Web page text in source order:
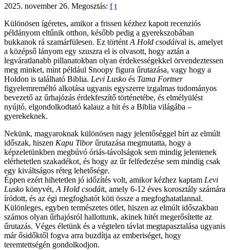
2025. november 26. Megosztás: f t
Különösen ígéretes, amikor a frissen kézhez kapott recenziós
példányom eltűnik otthon, később pedig a gyerekszobában
bukkanok rá szamárfülesen. Ez történtA Hold csodáival is, amelyet
a középső lányom egy szuszra el is olvasott, hogy aztán a
legváratlanabb pillanatokban olyan érdekességekkel örvendeztessen
meg minket, mint például Snoopy figura űrutazása, vagy hogy a
Holdon is található Biblia. Levi Lusko és Tama Fortner
figyelemreméltó alkotása ugyanis egyszerre izgalmas tudományos
bevezető az űrhajózás érdekfeszítő történetébe, és elmélyülést
nyújtó, elgondolkodtató kalauz a hit és a Biblia világába –
gyerekeknek.
Nekünk, magyaroknak különösen nagy jelentőséggel bírt az elmúlt
időszak, hiszen Kapu Tiborűrutazása megmutatta, hogy a
képzeletünkben megbúvó óriás-távolságok sem mindig jelentenek
elérhetetlen szakadékot, és hogy az űr felfedezése sem mindig csak
egy kiváltságos réteg lehetősége.
Éppen ezért hihetetlen jó időzítés volt, amikor kézhez kaptam Levi
Lusko könyvét,A Hold csodáit, amely 6-12 éves korosztály számára
íródott, és az égi megfoghatót köti össze a megfoghatatlannal.
Különleges, egyben természetes ötlet, hiszen az elmúlt időszakban
számos olyan űrhajósról hallottunk, akinek hitét megerősítette az
űrutazás. Véges életünk és a végtelen távlat megtapasztalása ugyanis
már ősidőktől fogva arra buzdítja az emberiséget, hogy
teremtettségén gondolkodjon.